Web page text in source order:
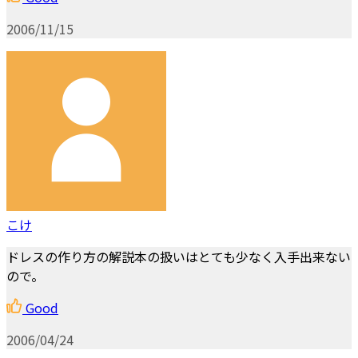
2006/11/15
こけ
ドレスの作り方の解説本の扱いはとても少なく入手出来ない
ので。
Good
2006/04/24